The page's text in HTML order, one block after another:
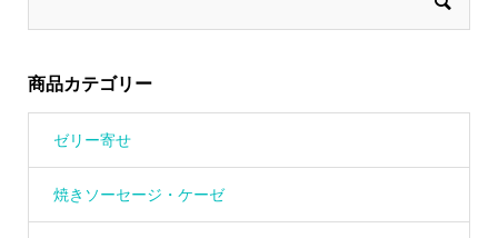
商品カテゴリー
ゼリー寄せ
焼きソーセージ・ケーゼ